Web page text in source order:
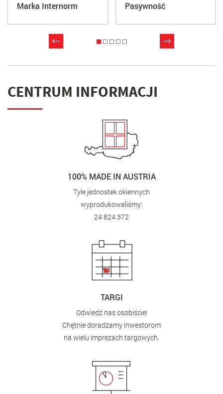
Marka Internorm Pasywność
CENTRUM INFORMACJI
100% MADE IN AUSTRIA
Tyle jednostek okiennych
wyprodukowaliśmy:
24 824 372
TARGI
Odwiedź nas osobiście!
Chętnie doradzamy inwestorom
na wielu imprezach targowych.